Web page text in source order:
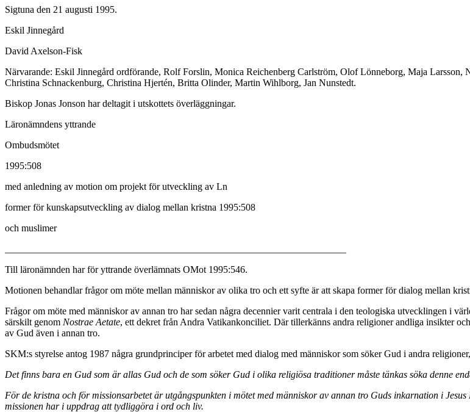
Sigtuna den 21 augusti 1995.
Eskil Jinnegård
David Axelson-Fisk
Närvarande: Eskil Jinnegård ordförande, Rolf Forslin, Monica Reichenberg Carlström, Olof Lönneborg, Maja
Christina Schnackenburg, Christina Hjertén, Britta Olinder, Martin Wihlborg, Jan Nunstedt.
Biskop Jonas Jonson har deltagit i utskottets överläggningar.
Läronämndens yttrande
Ombudsmötet
1995:508
med anledning av motion om projekt för utveckling av Ln
former för kunskapsutveckling av dialog mellan kristna 1995:508
och muslimer
Till läronämnden har för yttrande överlämnats OMot 1995:546.
Motionen behandlar frågor om möte mellan människor av olika tro och ett syfte är att skapa former för dialog mellan
Frågor om möte med människor av annan tro har sedan några decennier varit centrala i den teologiska utvecklingen i
särskilt genom Nostrae Aetate, ett dekret från Andra Vatikankonciliet. Där tillerkänns andra religioner andliga insikter
av Gud även i annan tro.
SKM:s styrelse antog 1987 några grundprinciper för arbetet med dialog med människor som söker Gud i andra
Det finns bara en Gud som är allas Gud och de som söker Gud i olika religiösa traditioner måste tänkas söka denne
För de kristna och för missionsarbetet är utgångspunkten i mötet med människor av annan tro Guds inkarnation i
missionen har i uppdrag att tydliggöra i ord och liv.